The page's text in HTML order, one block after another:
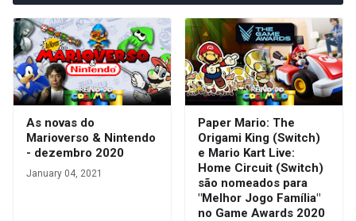
As novas do
Marioverso & Nintendo
- dezembro 2020
January 04, 2021
Paper Mario: The
Origami King (Switch)
e Mario Kart Live:
Home Circuit (Switch)
são nomeados para
"Melhor Jogo Família"
no Game Awards 2020